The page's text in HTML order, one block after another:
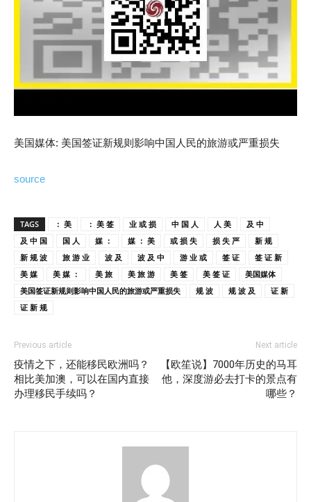
美国媒体: 美国签证新规则影响中国人民的旅游或严重损失
source
TAGS ： 美 ： 美 签 业 或 损 中 国 人 人 美
及 中
及 中 国
国 人 媒 ： 媒 ： 美 或 损 失 损 失 严
新 规
新 规 波
旅 游 业 波 及 波 及 中 游 业 或 签 证
签 证 新
美 媒
美 媒 ： 美 旅 美 旅 游 美 签 美 签 证
美国媒体
美国签证新规则影响中国人民的旅游或严重损失
规 波 规 波 及
证 新
证 新 规
Previous article
疫情之下，还能移民欧洲吗？
相比美加澳，可以在国内直接
办理移民手续吗？
Next article
【欧笙说】7000年历史的马耳
他，深度游必去打卡的景点有
哪些？